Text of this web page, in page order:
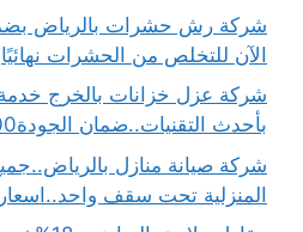
الآن للتخلص من الحشرات نهائيًا
بأحدث التقنيات..ضمان الجودة100% اتصل الآن
شركة صيانة منازل
المنزلية تحت سقف واحد..اسعارنا